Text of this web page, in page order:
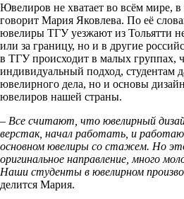
Ювелиров не хватает во всём мире,
говорит Мария Яковлева. По её
ювелиры ТГУ уезжают из Тольятти
или за границу, но и в другие
в ТГУ происходит в малых группах,
индивидуальный подход, студентам
ювелирного дела, но и основы
ювелиров нашей страны.
– Все считают, что ювелирный
верстак, начал работать, и
основном ювелиры со стажем. Но
оригинальное направление, много
Наши студенты в ювелирном
делится Мария.